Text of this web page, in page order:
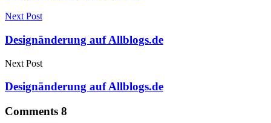
Next Post
Designänderung auf Allblogs.de
Next Post
Designänderung auf Allblogs.de
Comments 8